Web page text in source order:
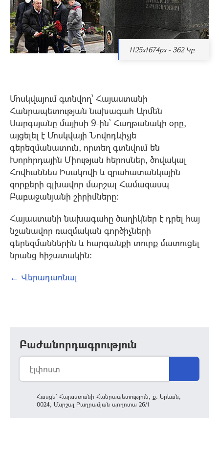
1125x1674px - 362 Կբ
Մոսկվայում գտնվող՝ Հայաստանի
Հանրապետության նախագահ Արմեն
Սարգսյանը մայիսի 9-ին՝ Հաղթանակի օրը,
այցելել է Մոսկվայի Նովոդևիչյե
գերեզմանատուն,​ որտեղ գտնվում են
Խորհրդային Միության հերոսներ, ծովակալ
Հովհաննես Իսակովի և զրահատանկային
զորքերի գլխավոր մարշալ Համազասպ
Բաբաջանյանի շիրիմները:
Հայաստանի նախագահը ծաղիկներ է դրել հայ
նշանավոր ռազմական գործիչների
գերեզմաններին և հարգանքի տուրք մատուցել
նրանց հիշատակին:
← Վերադառնալ
Բաժանորդագրություն
Հասցե՝ Հայաստանի Հանրապետություն, ք. Երևան,
0024, Մարշալ Բաղրամյան պողոտա 26/1